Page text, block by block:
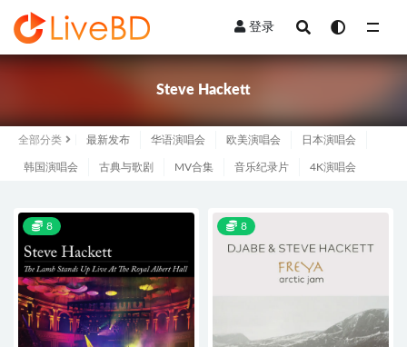
登录
Steve Hackett
全部分类 最新发布 华语演唱会 欧美演唱会 日本演唱会
韩国演唱会 古典与歌剧 MV合集 音乐纪录片 4K演唱会
8 8